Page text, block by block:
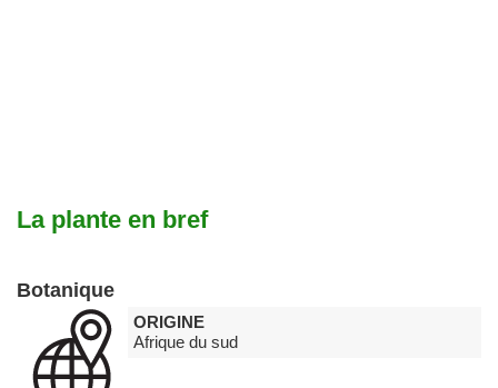
La plante en bref
Botanique
ORIGINE
Afrique du sud